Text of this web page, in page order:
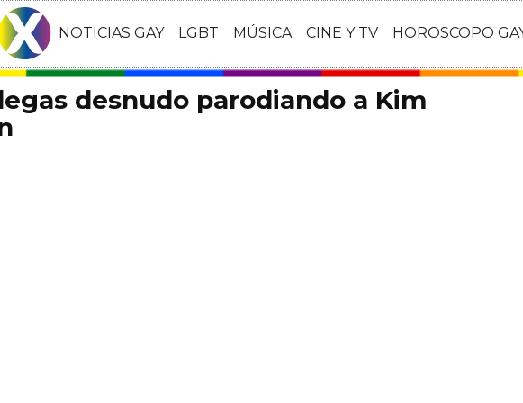
NOTICIAS GAY LGBT MÚSICA CINE Y TV HOROSCOPO
desnudo parodiando a Kim